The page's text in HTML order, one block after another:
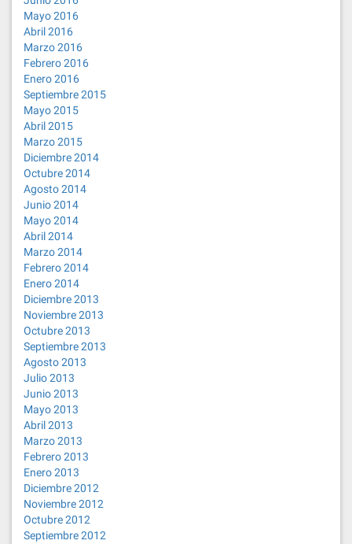
Mayo 2016
Abril 2016
Marzo 2016
Febrero 2016
Enero 2016
Septiembre 2015
Mayo 2015
Abril 2015
Marzo 2015
Diciembre 2014
Octubre 2014
Agosto 2014
Junio 2014
Mayo 2014
Abril 2014
Marzo 2014
Febrero 2014
Enero 2014
Diciembre 2013
Noviembre 2013
Octubre 2013
Septiembre 2013
Agosto 2013
Julio 2013
Junio 2013
Mayo 2013
Abril 2013
Marzo 2013
Febrero 2013
Enero 2013
Diciembre 2012
Noviembre 2012
Octubre 2012
Septiembre 2012